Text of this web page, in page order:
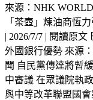
來源：NHK
「茶壺」煉油商恆
| 2026/7/7 | 閱讀原
外國銀行優勢 來源
聞 自民黨傳達將暫
中審議 在眾議院執
與中等改革聯盟國